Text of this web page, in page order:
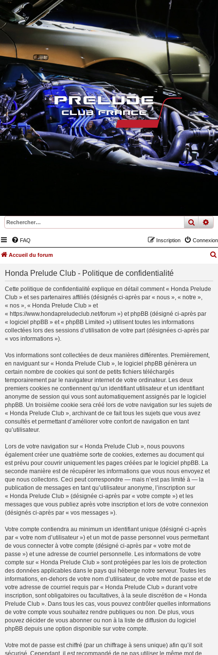
FAQ Connexion
Inscription
Accueil du forum
Honda Prelude Club - Politique de confidentialité
Cette politique de confidentialité explique en détail comment « Honda Prelude
Club » et ses partenaires affiliés (désignés ci-après par « nous », « notre »,
« nos », « Honda Prelude Club » et
« https://www.hondapreludeclub.net/forum ») et phpBB (désigné ci-après par
« logiciel phpBB » et « phpBB Limited ») utilisent toutes les informations
collectées lors des sessions d’utilisation de votre part (désignées ci-après par
« vos informations »).
Vos informations sont collectées de deux manières différentes. Premièrement,
en naviguant sur « Honda Prelude Club », le logiciel phpBB génèrera un
certain nombre de cookies qui sont de petits fichiers téléchargés
temporairement par le navigateur internet de votre ordinateur. Les deux
premiers cookies ne contiennent qu’un identifiant utilisateur et un identifiant
anonyme de session qui vous sont automatiquement assignés par le logiciel
phpBB. Un troisième cookie sera créé lors de votre navigation sur les sujets de
« Honda Prelude Club », archivant de ce fait tous les sujets que vous avez
consultés et permettant d’améliorer votre confort de navigation en tant
qu’utilisateur.
Lors de votre navigation sur « Honda Prelude Club », nous pouvons
également créer une quatrième sorte de cookies, externes au document qui
est prévu pour couvrir uniquement les pages créées par le logiciel phpBB. La
seconde manière est de récupérer les informations que vous nous envoyez et
que nous collectons. Ceci peut correspondre — mais n’est pas limité à — la
publication de messages en tant qu’utilisateur anonyme, l’inscription sur
« Honda Prelude Club » (désignée ci-après par « votre compte ») et les
messages que vous publiez après votre inscription et lors de votre connexion
(désignés ci-après par « vos messages »).
Votre compte contiendra au minimum un identifiant unique (désigné ci-après
par « votre nom d’utilisateur ») et un mot de passe personnel vous permettant
de vous connecter à votre compte (désigné ci-après par « votre mot de
passe ») et une adresse de courriel personnelle. Les informations de votre
compte sur « Honda Prelude Club » sont protégées par les lois de protection
des données applicables dans le pays qui héberge notre serveur. Toutes les
informations, en-dehors de votre nom d’utilisateur, de votre mot de passe et de
votre adresse de courriel requis par « Honda Prelude Club » durant votre
inscription, sont obligatoires ou facultatives, à la seule discrétion de « Honda
Prelude Club ». Dans tous les cas, vous pouvez contrôler quelles informations
de votre compte vous souhaitez rendre publiques ou non. De plus, vous
pouvez décider de vous abonner ou non à la liste de diffusion du logiciel
phpBB depuis une option disponible sur votre compte.
Votre mot de passe est chiffré (par un chiffrage à sens unique) afin qu’il soit
sécurisé. Cependant, il est recommandé de ne pas utiliser le même mot de